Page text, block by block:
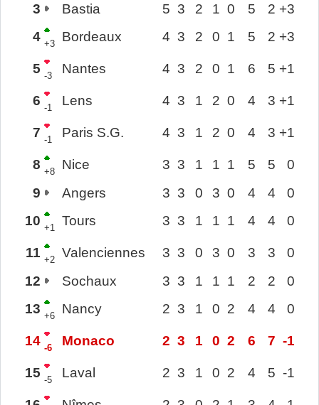
3
Bastia 5 3 2 1 0 5 2 +3
4 +3 Bordeaux 4 3 2 0 1 5 2 +3
5 -3 Nantes 4 3 2 0 1 6 5 +1
6 -1 Lens 4 3 1 2 0 4 3 +1
7 -1 Paris S.G. 4 3 1 2 0 4 3 +1
8 +8 Nice 3 3 1 1 1 5 5
0
9
Angers 3 3 0 3 0 4 4
0
10 +1 Tours 3 3 1 1 1 4 4 0
11 +2 Valenciennes 3 3 0 3 0 3 3
0
12
Sochaux 3 3 1 1 1 2 2
0
13 +6 Nancy 2 3 1 0 2 4 4 0
14 -6 Monaco 2 3 1 0 2 6 7 -1
15 -5 Laval 2 3 1 0 2 4 5 -1